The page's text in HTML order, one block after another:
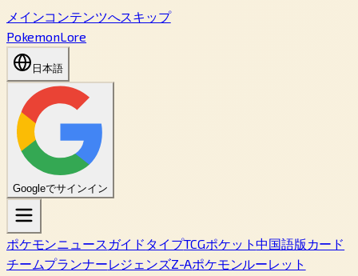
メインコンテンツへスキップ
PokemonLore
日本語
Googleでサインイン
ポケモンニュース ガイド タイプTCGポケット中国語版カード
チームプランナーレジェンズZ-Aポケモンルーレット